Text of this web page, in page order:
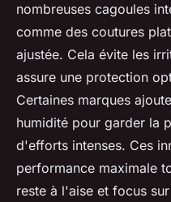
nombreuses cagoules
comme des coutures
ajustée. Cela évite les
assure une protection
Certaines marques
humidité pour garder la
d'efforts intenses. Ces
performance maximale
reste à l'aise et focus